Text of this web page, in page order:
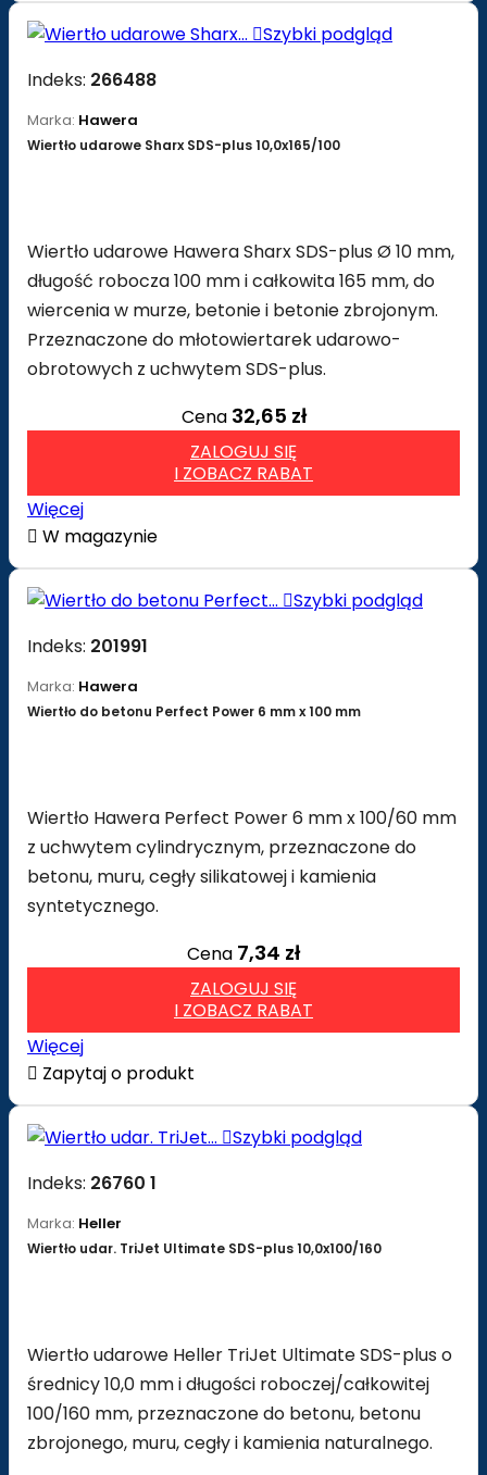
Szybki podgląd
Indeks: 266488
Marka: Hawera
Wiertło udarowe Sharx SDS-plus 10,0x165/100
Wiertło udarowe Hawera Sharx SDS-plus Ø 10 mm,
długość robocza 100 mm i całkowita 165 mm, do
wiercenia w murze, betonie i betonie zbrojonym.
Przeznaczone do młotowiertarek udarowo-
obrotowych z uchwytem SDS-plus.
Cena 32,65 zł
ZALOGUJ SIĘ
I ZOBACZ RABAT
Więcej
 W magazynie
Szybki podgląd
Indeks: 201991
Marka: Hawera
Wiertło do betonu Perfect Power 6 mm x 100 mm
Wiertło Hawera Perfect Power 6 mm x 100/60 mm
z uchwytem cylindrycznym, przeznaczone do
betonu, muru, cegły silikatowej i kamienia
syntetycznego.
Cena 7,34 zł
ZALOGUJ SIĘ
I ZOBACZ RABAT
Więcej
 Zapytaj o produkt
Szybki podgląd
Indeks: 26760 1
Marka: Heller
Wiertło udar. TriJet Ultimate SDS-plus 10,0x100/160
Wiertło udarowe Heller TriJet Ultimate SDS-plus o
średnicy 10,0 mm i długości roboczej/całkowitej
100/160 mm, przeznaczone do betonu, betonu
zbrojonego, muru, cegły i kamienia naturalnego.